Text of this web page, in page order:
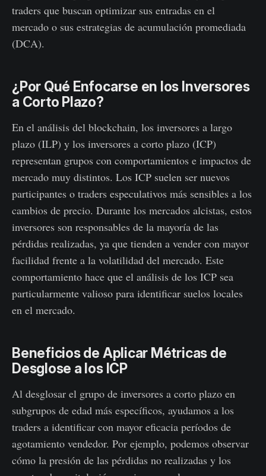
traders que buscan optimizar sus entradas en el
mercado o sus estrategias de acumulación promediada
(DCA).
¿Por Qué Enfocarse en los Inversores
a Corto Plazo?
En el análisis del blockchain, los inversores a largo
plazo (ILP) y los inversores a corto plazo (ICP)
representan grupos con comportamientos e impactos de
mercado muy distintos. Los ICP suelen ser nuevos
participantes o traders especulativos más sensibles a los
cambios de precio. Durante los mercados alcistas, estos
inversores son responsables de la mayoría de las
pérdidas realizadas, ya que tienden a vender con mayor
facilidad frente a la volatilidad del mercado. Este
comportamiento hace que el análisis de los ICP sea
particularmente valioso para identificar suelos locales
en el mercado.
Beneficios de Aplicar Métricas de
Desglose a los ICP
Al desglosar el grupo de inversores a corto plazo en
subgrupos de edad más específicos, ayudamos a los
traders a identificar con mayor eficacia períodos de
agotamiento vendedor. Por ejemplo, podemos observar
cómo la presión de las pérdidas no realizadas y los